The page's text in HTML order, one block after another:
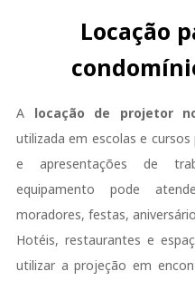
Locação
A locação de projetor
utilizada em escolas e
e apresentações de
equipamento pode
moradores, festas,
Hotéis, restaurantes e
utilizar a projeção em